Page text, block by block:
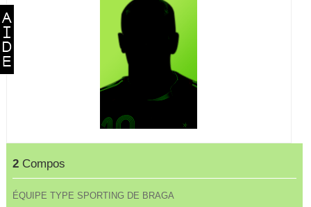
2 Compos
ÉQUIPE TYPE SPORTING DE BRAGA